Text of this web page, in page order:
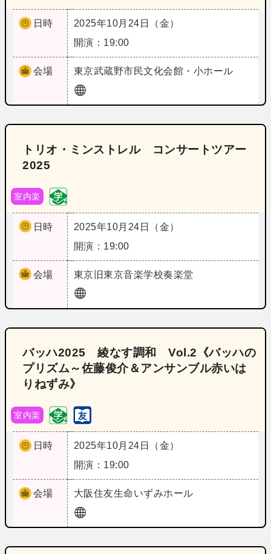
日時
2025年10月24日（金）
開演：19:00
会場 東京武蔵野市民文化会館・小ホール
トリオ・ミンストレル コンサートツアー
2025
室内楽
日時
2025年10月24日（金）
開演：19:00
会場 東京 旧東京音楽学校奏楽堂
バッハ2025 綾なす調和 Vol.2《バッハの
プリズム～佐藤俊介＆アンサンブル赤いは
りねずみ》
室内楽
日時
2025年10月24日（金）
開演：19:00
会場 大阪住友生命いずみホール